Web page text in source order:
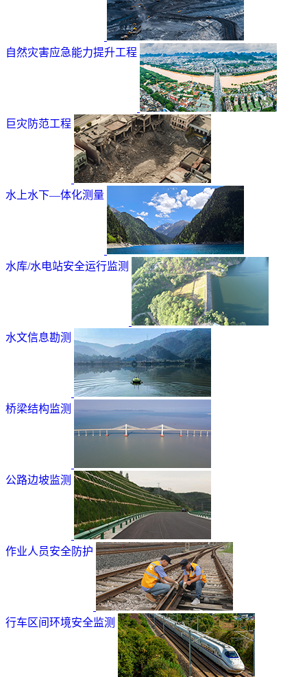
自然灾害应急能力提升工程
巨灾防范工程
水上水下—体化测量
水库/水电站安全运行监测
水文信息勘测
桥梁结构监测
公路边坡监测
作业人员安全防护
行车区间环境安全监测